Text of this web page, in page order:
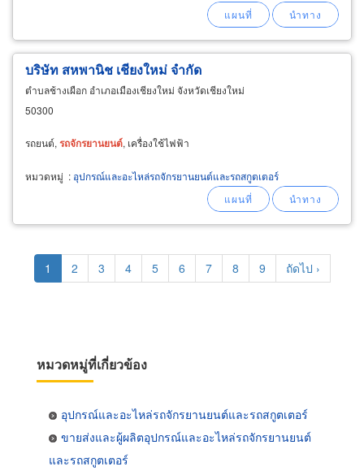
บริษัท สหพานิช เชียงใหม่ จำกัด
ตำบลช้างเผือก อำเภอเมืองเชียงใหม่ จังหวัดเชียงใหม่
50300
รถยนต์, รถจักรยานยนต์, เครื่องใช้ไฟฟ้า
หมวดหมู่ : อุปกรณ์และอะไหล่รถจักรยานยนต์และรถสกูตเตอร์
Pagination
Current
page
1 Page
2 Page
3 Page
4 Page
5 Page
6 Page
7 Page
8 Page
9
Next
page
ถัดไป ›
หมวดหมู่ที่เกี่ยวข้อง
อุปกรณ์และอะไหล่รถจักรยานยนต์และรถสกูตเตอร์
ขายส่งและผู้ผลิตอุปกรณ์และอะไหล่รถจักรยานยนต์
และรถสกูตเตอร์